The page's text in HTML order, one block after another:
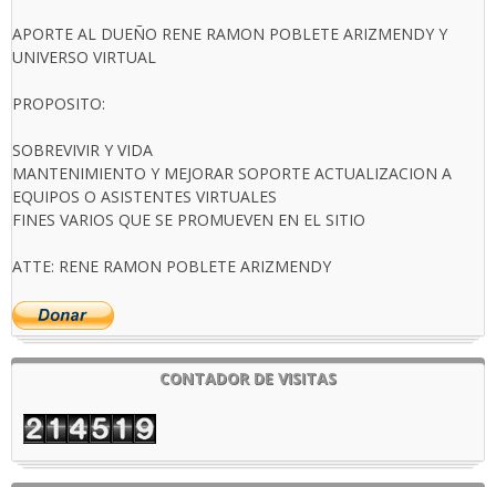
APORTE AL DUEÑO RENE RAMON POBLETE ARIZMENDY Y
UNIVERSO VIRTUAL
PROPOSITO:
SOBREVIVIR Y VIDA
MANTENIMIENTO Y MEJORAR SOPORTE ACTUALIZACION A
EQUIPOS O ASISTENTES VIRTUALES
FINES VARIOS QUE SE PROMUEVEN EN EL SITIO
ATTE: RENE RAMON POBLETE ARIZMENDY
CONTADOR DE VISITAS